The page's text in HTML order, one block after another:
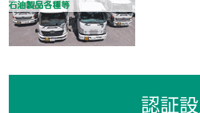
認証